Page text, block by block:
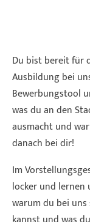
Du bist bereit für
Ausbildung bei
Bewerbungstool
was du an den
ausmacht und
danach bei dir!
Im
locker und lernen
warum du bei